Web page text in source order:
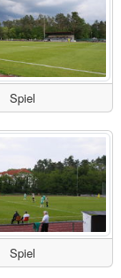
Spiel
Spiel